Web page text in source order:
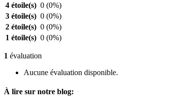
4 étoile(s) 0 (0%)
3 étoile(s) 0 (0%)
2 étoile(s) 0 (0%)
1 étoile(s) 0 (0%)
1 évaluation
Aucune évaluation disponible.
À lire sur notre blog: